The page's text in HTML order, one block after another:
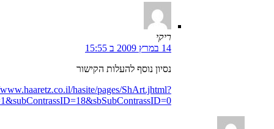
ריקי
14 במרץ 2009 ב 15:55
נסיון נוסף להעלות הקישור
hasite/pages/ShArt.jhtml?